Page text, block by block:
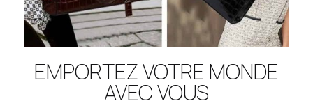
EMPORTEZ VOTRE MONDE
AVEC VOUS